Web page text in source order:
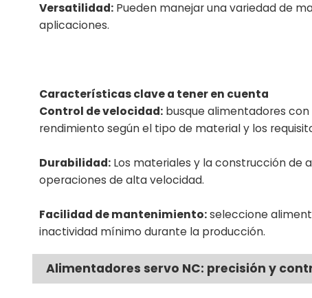
Versatilidad:Pueden manejar una variedad de
aplicaciones.
Características clave a tener en cuenta
Control de velocidad:busque alimentadores
rendimiento según el tipo de material y los
Durabilidad:Los materiales y la construcción de
operaciones de alta velocidad.
Facilidad de mantenimiento:seleccione
inactividad mínimo durante la producción.
Alimentadores servo NC: precisión y